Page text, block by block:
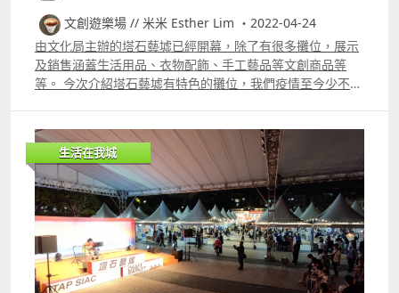
文創遊樂場 // 米米 Esther Lim ・2022-04-24
由文化局主辦的塔石藝墟已經開幕，除了有很多攤位，展示
及銷售涵蓋生活用品、衣物配飾、手工藝品等文創商品等
等。 今次介紹塔石藝墟有特色的攤位，我們疫情至今少不免
和我們熟悉的澳門文創人頹爆貓工作室。 藝墟日期： 4月
2124日、4月28日5月1日 時間： 星期四、五：17002200
星期六、日：15002200 地點：塔石廣場
生活在我城